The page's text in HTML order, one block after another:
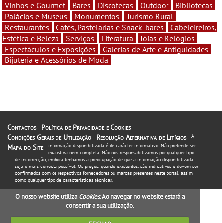
Vinhos e Gourmet Bares Discotecas Outdoor
Bibliotecas
Palácios e Museus
Monumentos
Turismo Rural
Restaurantes
Cafés, Pastelarias e Snack-bares
Cabeleireiros,
Estética e Beleza
Serviços Literatura
Jóias e Relógios
Espectáculos e Exposições
Galerias de Arte e Antiguidades
Bijuteria e Acessórios de Moda
Contactos
Política de Privacidade e Cookies
Condições Gerais de Utilização
Resolução Alternativa de Litígios
Mapa do Site
A
informação disponibilizada é de carácter informativo. Não pretende ser
exaustiva nem completa. Não nos responsabilizamos por qualquer tipo
de incorrecção, embora tenhamos a preocupação de que a informação disponibilizada
seja o mais correcta possível. Os preços, quando existentes, são indicativos e devem ser
confirmados com os respectivos fornecedores ou marcas presentes neste portal, assim
como qualquer tipo de características técnicas.
O nosso website utiliza Cookies. Ao navegar no website estará a
consentir a sua utilização.